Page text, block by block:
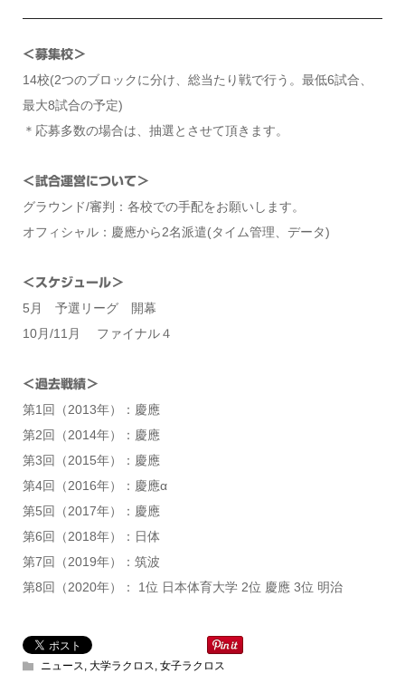
＜募集校＞
14校(2つのブロックに分け、総当たり戦で行う。最低6試合、
最大8試合の予定)
＊応募多数の場合は、抽選とさせて頂きます。
＜試合運営について＞
グラウンド/審判：各校での手配をお願いします。
オフィシャル：慶應から2名派遣(タイム管理、データ)
＜スケジュール＞
5月 予選リーグ 開幕
10月/11月 ファイナル４
＜過去戦績＞
第1回（2013年）：慶應
第2回（2014年）：慶應
第3回（2015年）：慶應
第4回（2016年）：慶應α
第5回（2017年）：慶應
第6回（2018年）：日体
第7回（2019年）：筑波
第8回（2020年）： 1位 日本体育大学 2位 慶應 3位 明治
ニュース 大学ラクロス 女子ラクロス